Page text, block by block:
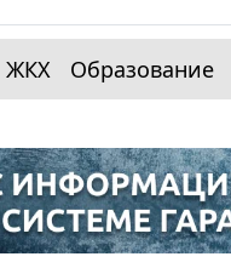
ЖКХ Образование